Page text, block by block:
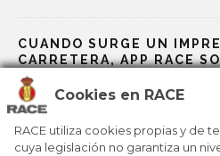
Cookies en RACE
RACE utiliza cookies propias y de
cuya legislación no garantiza un
CUANDO SURGE UN
CARRETERA, APP RACE
RACE, BP Y GALP TE